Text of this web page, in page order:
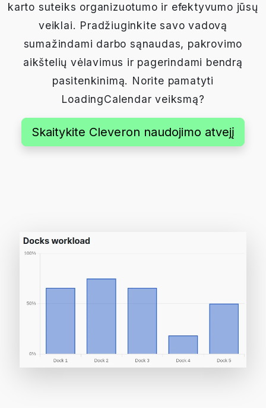
karto suteiks organizuotumo ir efektyvumo jūsų
veiklai. Pradžiuginkite savo vadovą
sumažindami darbo sąnaudas, pakrovimo
aikštelių vėlavimus ir pagerindami bendrą
pasitenkinimą. Norite pamatyti
LoadingCalendar veiksmą?
Skaitykite Cleveron naudojimo atvejį